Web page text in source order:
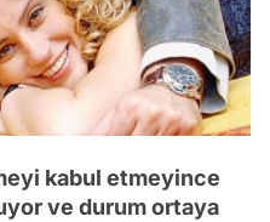
kabul etmeyince
ve durum ortaya